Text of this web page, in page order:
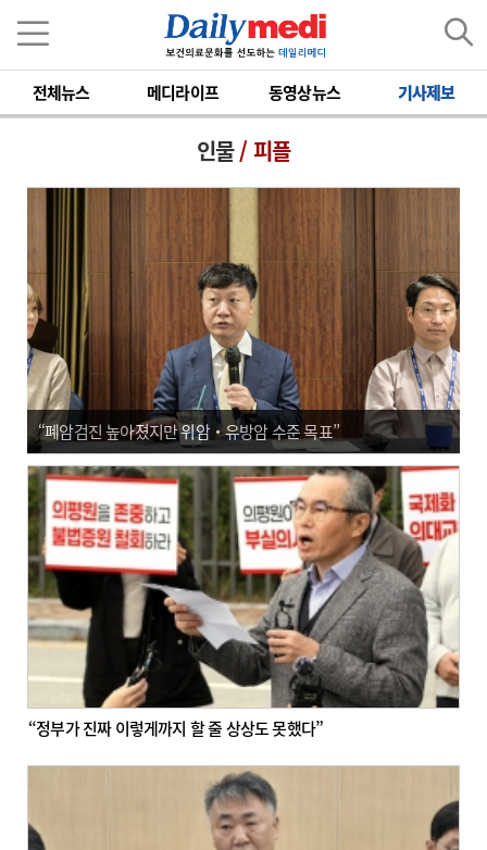
전체뉴스 메디라이프 동영상뉴스 기사제보
인물/ 피플
“폐암검진 높아졌지만 위암‧유방암 수준 목표”
“정부가 진짜 이렇게까지 할 줄 상상도 못했다”